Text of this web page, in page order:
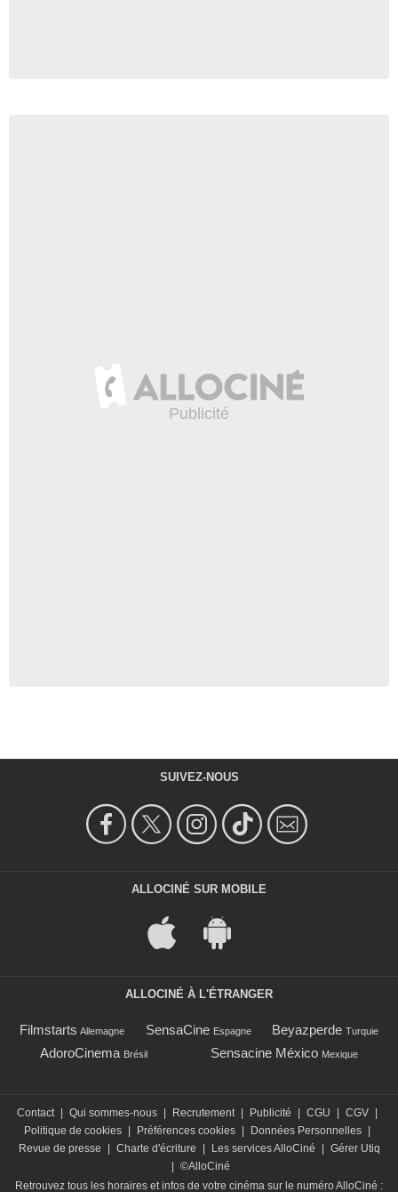
SUIVEZ-NOUS
ALLOCINÉ SUR MOBILE
ALLOCINÉ À L'ÉTRANGER
Filmstarts Allemagne SensaCine Espagne Beyazperde Turquie
AdoroCinema Brésil Sensacine México Mexique
Contact | Qui sommes-nous | Recrutement | Publicité | CGU | CGV |
Politique de cookies | Préférences cookies | Données Personnelles |
Revue de presse
| Charte d'écriture | Les services AlloCiné | Gérer Utiq
| ©AlloCiné
Retrouvez tous les horaires et infos de votre cinéma sur le numéro AlloCiné :